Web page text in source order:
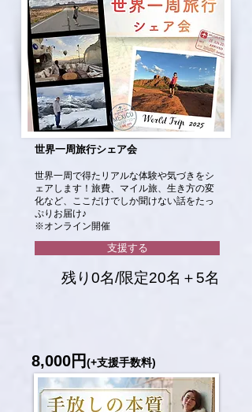
世界一周旅行シェア会
世界一周で得たリアルな体験や気づきをシ
ェアします！旅費、マイル旅、生き方の変
化など、ここだけでしか聞けない話をたっ
ぷりお届け♪
※オンライン開催
支援する
残り0名/限定20名＋5名
8,000円(+支援手数料)